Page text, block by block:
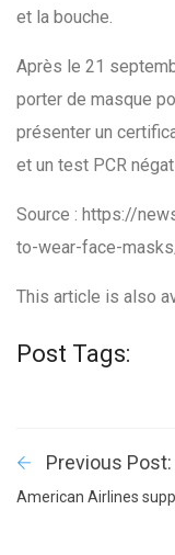
et la bouche.
Après le 21
porter de masque
présenter un
et un test PCR
Source : https://
to-wear-face-
This article is also
Post Tags:
Previous Post:
American Airlines